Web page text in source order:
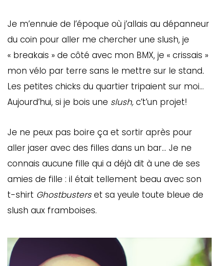
Je m’ennuie de l’époque où j’allais au dépanneur
du coin pour aller me chercher une slush, je
« breakais » de côté avec mon BMX, je « crissais »
mon vélo par terre sans le mettre sur le stand.
Les petites chicks du quartier tripaient sur moi…
Aujourd’hui, si je bois une slush, c’t’un projet!
Je ne peux pas boire ça et sortir après pour
aller jaser avec des filles dans un bar… Je ne
connais aucune fille qui a déjà dit à une de ses
amies de fille : il était tellement beau avec son
t-shirt Ghostbusterset sa yeule toute bleue de
slush aux framboises.